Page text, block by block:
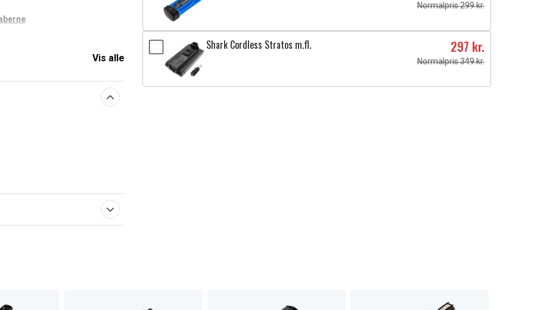
Vis alle
Normalpris 299 kr.
Shark Cordless Stratos m.fl. 297 kr.
Normalpris 349 kr.